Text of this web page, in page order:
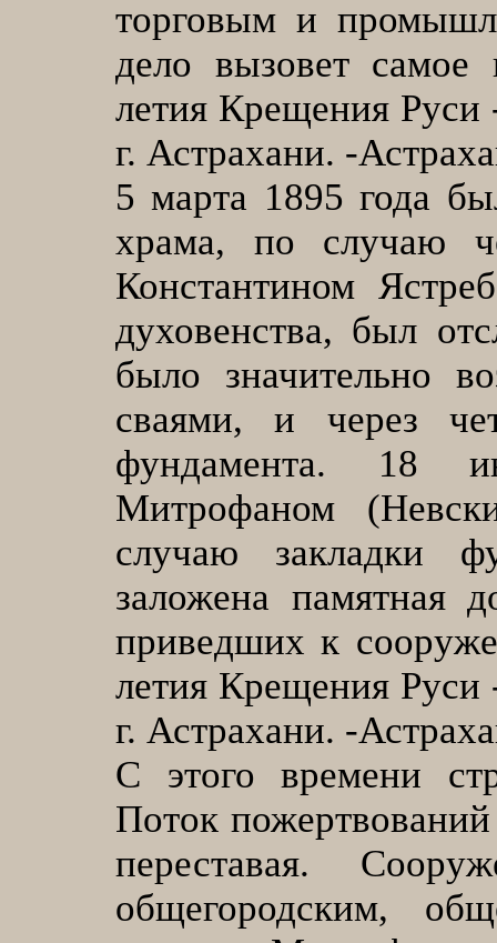
торговым и
дело вызовет самое
летия Крещения Руси
г. Астрахани. -
5 марта 1895 года
храма, по случаю
Константином
духовенства, был
было значительно
сваями, и через
фундамента. 18
Митрофаном
случаю закладки
заложена памятная
приведших к
летия Крещения Руси
г. Астрахани. -
С этого времени
Поток
переставая.
общегородским,